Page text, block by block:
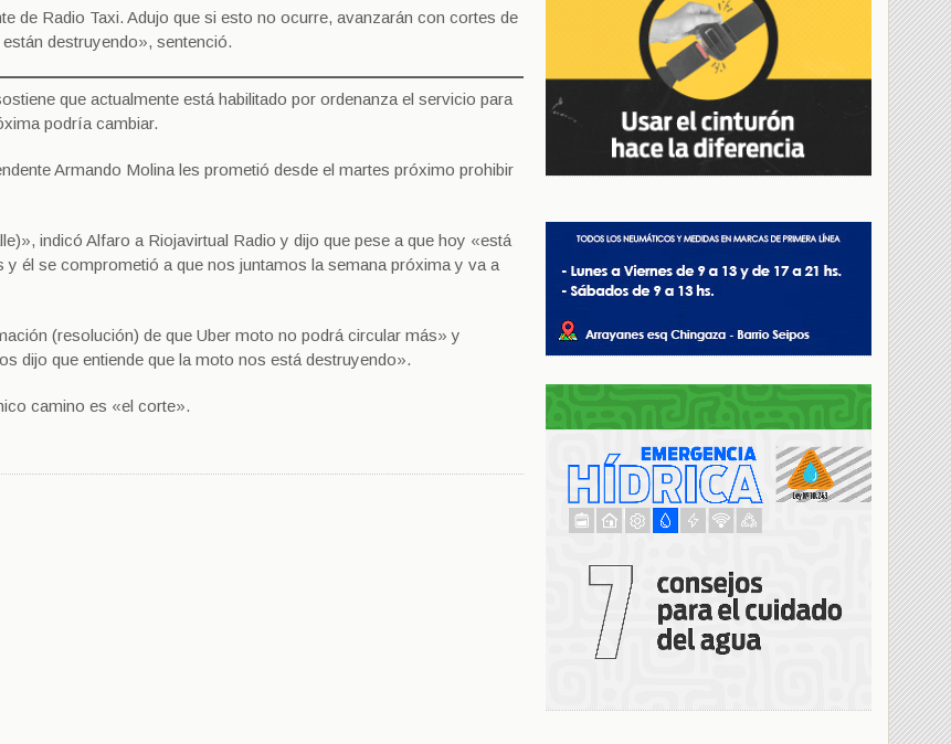
de Radio Taxi. Adujo que si esto no ocurre, avanzarán con cortes de
destruyendo», sentenció.
que actualmente está habilitado por ordenanza el servicio para
podría cambiar.
Armando Molina les prometió desde el martes próximo prohibir
indicó Alfaro a Riojavirtual Radio y dijo que pese a que hoy «está
él se comprometió a que nos juntamos la semana próxima y va a
(resolución) de que Uber moto no podrá circular más» y
dijo que entiende que la moto nos está destruyendo».
camino es «el corte».